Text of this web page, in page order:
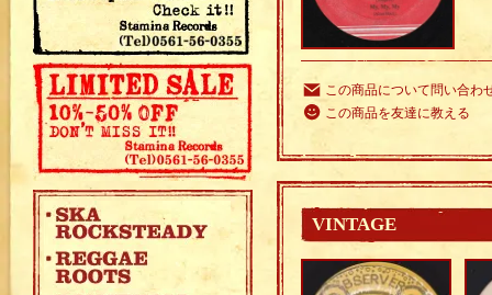
この商品について問い合わ
この商品を友達に教える
VINTAGE